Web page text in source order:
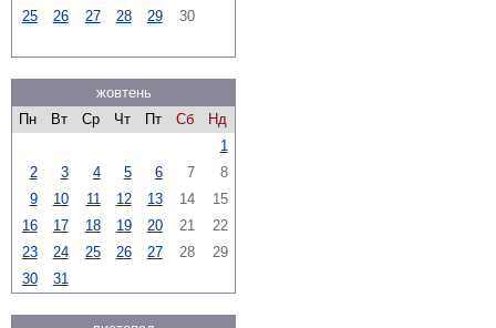
25
26 27 28 29 30
жовтень
Пн
Вт Ср Чт Пт Сб
Нд
1
2
3 4 5 6 7
8
9
10 11 12 13 14
15
16
17 18 19 20 21
22
23
24 25 26 27 28
29
30
31